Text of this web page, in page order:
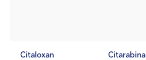
Citaloxan Citarabina